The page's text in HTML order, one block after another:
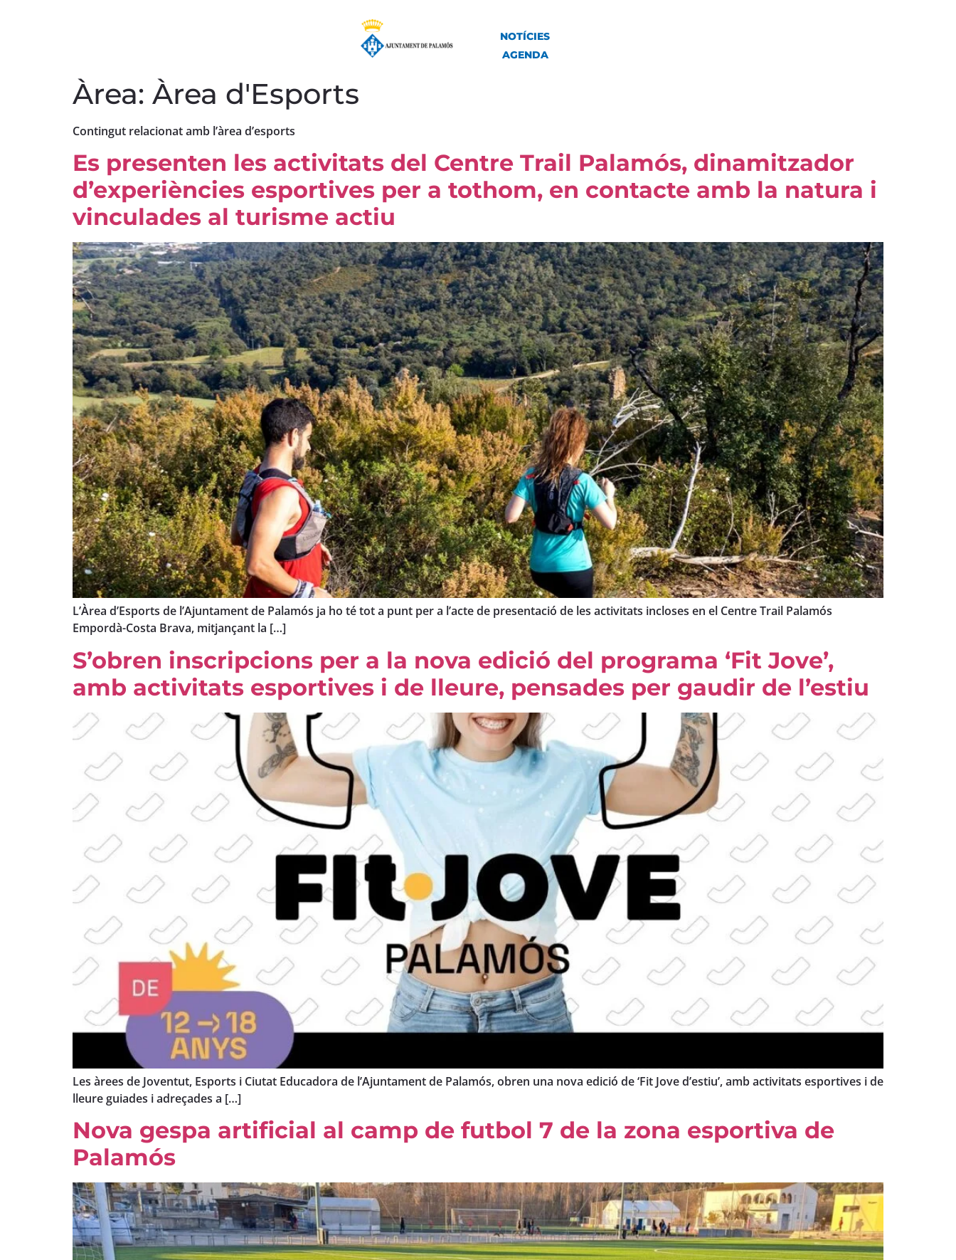
NOTÍCIES
AGENDA
Àrea: Àrea d'Esports
Contingut relacionat amb l’àrea d’esports
Es presenten les activitats del Centre Trail Palamós, dinamitzador
d’experiències esportives per a tothom, en contacte amb la natura i
vinculades al turisme actiu
L’Àrea d’Esports de l’Ajuntament de Palamós ja ho té tot a punt per a l’acte de presentació de les activitats incloses en el Centre Trail Palamós
Empordà-Costa Brava, mitjançant la […]
S’obren inscripcions per a la nova edició del programa ‘Fit Jove’,
amb activitats esportives i de lleure, pensades per gaudir de l’estiu
Les àrees de Joventut, Esports i Ciutat Educadora de l’Ajuntament de Palamós, obren una nova edició de ‘Fit Jove d’estiu’, amb activitats esportives i de
lleure guiades i adreçades a […]
Nova gespa artificial al camp de futbol 7 de la zona esportiva de
Palamós